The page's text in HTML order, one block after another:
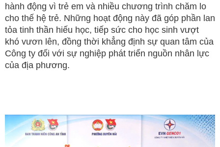
hành động vì trẻ em và nhiều chương trình chăm lo
cho thế hệ trẻ. Những hoạt động này đã góp phần lan
tỏa tinh thần hiếu học, tiếp sức cho học sinh vượt
khó vươn lên, đồng thời khẳng định sự quan tâm của
Công ty đối với sự nghiệp phát triển nguồn nhân lực
của địa phương.